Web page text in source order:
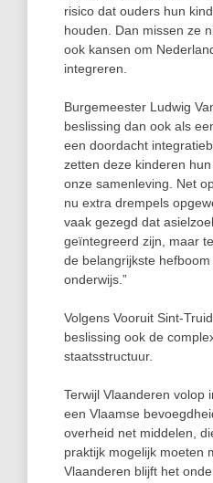
risico dat ouders hun
houden. Dan missen ze
ook kansen om
integreren.
Burgemeester Ludwig
beslissing dan ook als
een doordacht
zetten deze kinderen
onze samenleving. Net
nu extra drempels
vaak gezegd dat
geïntegreerd zijn, maar
de belangrijkste
onderwijs.”
Volgens Vooruit Sint-
beslissing ook de
staatsstructuur.
Terwijl Vlaanderen volop
een Vlaamse
overheid net middelen,
praktijk mogelijk moeten
Vlaanderen blijft het